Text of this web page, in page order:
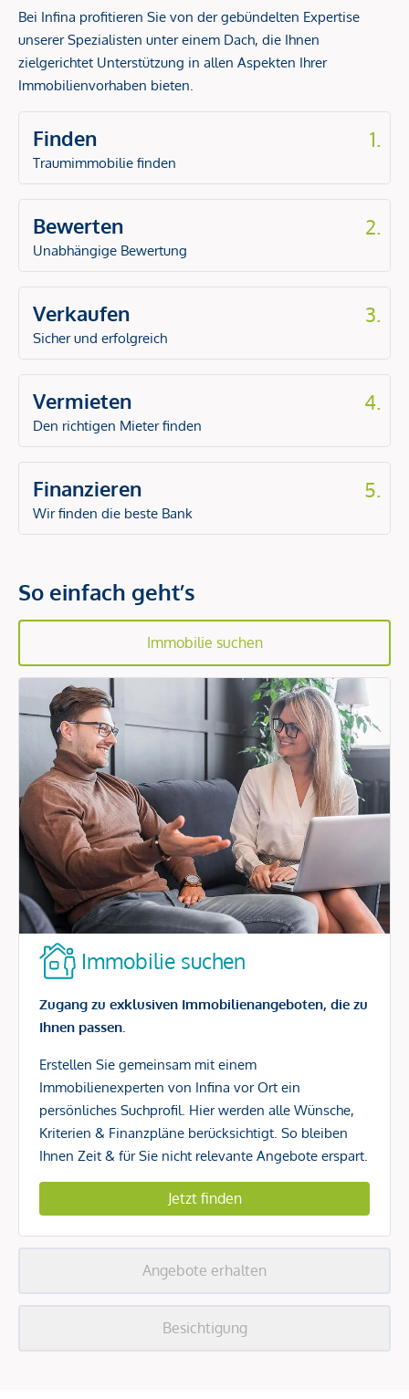
Bei Infina profitieren Sie von der gebündelten Expertise
unserer Spezialisten unter einem Dach, die Ihnen
zielgerichtet Unterstützung in allen Aspekten Ihrer
Immobilienvorhaben bieten.
Finden
Traumimmobilie finden
1.
Bewerten
Unabhängige Bewertung
2.
Verkaufen
Sicher und erfolgreich
3.
Vermieten
Den richtigen Mieter finden
4.
Finanzieren
Wir finden die beste Bank
5.
So einfach geht’s
Immobilie suchen
Immobilie suchen
Zugang zu exklusiven Immobilienangeboten, die zu
Ihnen passen.
Erstellen Sie gemeinsam mit einem
Immobilienexperten von Infina vor Ort ein
persönliches Suchprofil. Hier werden alle Wünsche,
Kriterien & Finanzpläne berücksichtigt. So bleiben
Ihnen Zeit & für Sie nicht relevante Angebote erspart.
Jetzt finden
Angebote erhalten
Besichtigung